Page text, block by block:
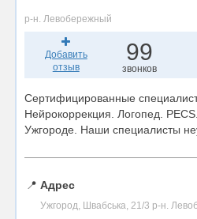
р-н. Левобережный
Добавить
отзыв
99
звонков
Сертифицированные
Нейрокоррекция. Логопед.
Ужгороде. Наши специалисты
📍 Адрес
Ужгород, Швабська, 21/3 р-н.